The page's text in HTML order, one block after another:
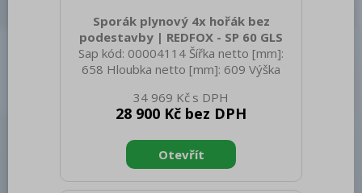
Sporák plynový 4x hořák bez
podestavby | REDFOX - SP 60 GLS
Sap kód: 00004114 Šířka netto [mm]:
658 Hloubka netto [mm]: 609 Výška
33.00 Šířka brutto [mm]: 725 Hloubka
brutto [mm]: 710 Výška brutto [mm]:
spotřebiče: Plynové zařízení Konstruční
typ zařízení: Stolní Výkon plynový [kW]:
18.000 Druh připojení plynu: Zemní plyn,
34 969 Kč
28 900 Kč bez DPH